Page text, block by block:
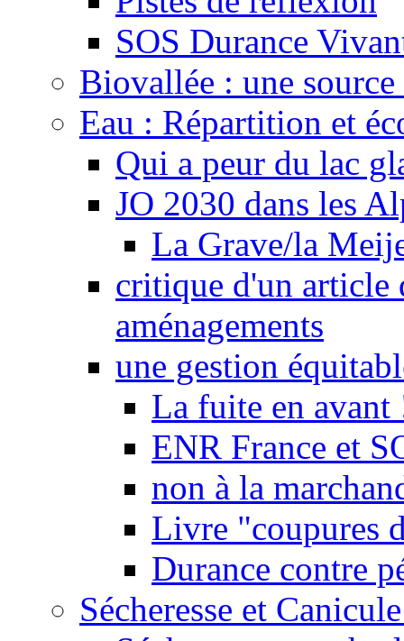
SOS Durance
Biovallée : une
Eau : Répartition et
Qui a peur du lac
JO 2030 dans les
La Grave/la
critique d'un article
aménagements
une gestion
La fuite en avant
ENR France et
non à la
Livre "coupures
Durance contre
Sécheresse et